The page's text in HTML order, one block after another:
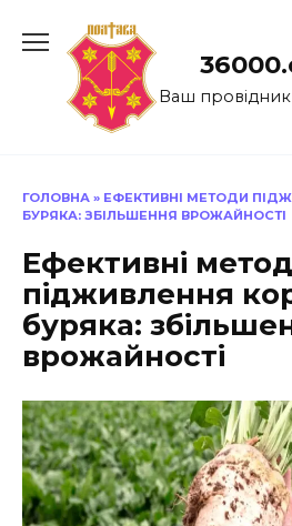
до
Ваш провідник
ГОЛОВНА » ЕФЕКТИВНІ МЕТОДИ
БУРЯКА: ЗБІЛЬШЕННЯ ВРОЖАЙНОСТІ
Ефективні
підживлення
буряка:
врожайності